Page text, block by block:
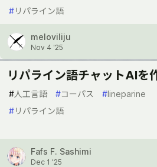
#リパライン語
meloviliju
Nov 4 '25
リパライン語チャットAIを
#人工言語 #コーパス #lineparine
#リパライン語
Fafs F. Sashimi
Dec 1 '25